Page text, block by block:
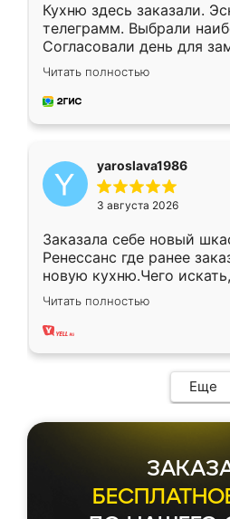
Кухню здесь заказали.
телеграмм. Выбрали
Согласовали день для
недели кухня была уже
довольны работой.
мебель за качественную
Читать полностью
yaroslava1986
3 августа 2026
Заказала себе новый
Ренессанс где ранее
новую кухню.Чего
вполне довольна. Служит
два года, нареканий нет.
Читать полностью
Еще